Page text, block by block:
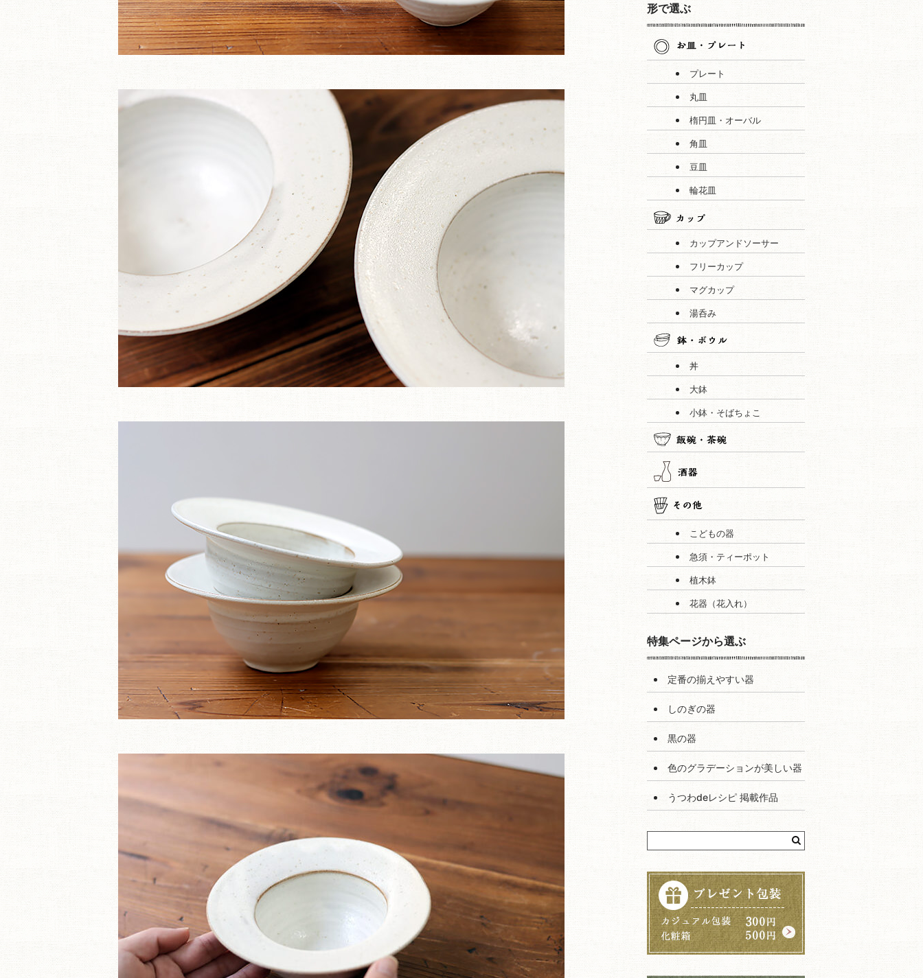
形で選ぶ
プレート
丸皿
楕円皿・オーバル
角皿
豆皿
輪花皿
カップアンドソーサー
フリーカップ
マグカップ
湯呑み
丼
大鉢
小鉢・そばちょこ
こどもの器
急須・ティーポット
植木鉢
花器（花入れ）
特集ページから選ぶ
定番の揃えやすい器
しのぎの器
黒の器
色のグラデーションが美しい器
うつわdeレシピ 掲載作品